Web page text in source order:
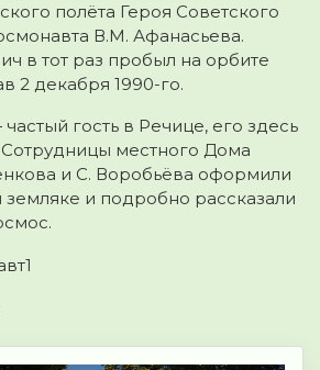
полёта Героя Советского
В.М. Афанасьева.
в тот раз пробыл на орбите
2 декабря 1990-го.
гость в Речице, его здесь
местного Дома
и С. Воробьёва оформили
и подробно рассказали